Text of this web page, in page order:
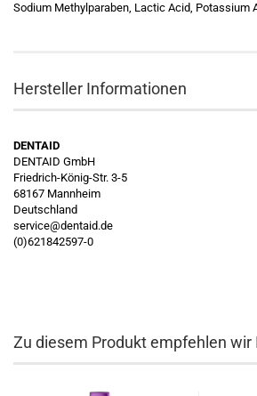
Sodium Methylparaben, Lactic Acid, Potassium
Hersteller Informationen
DENTAID
DENTAID GmbH
Friedrich-König-Str. 3-5
68167 Mannheim
Deutschland
service@dentaid.de
(0)621842597-0
Zu diesem Produkt empfehlen wir